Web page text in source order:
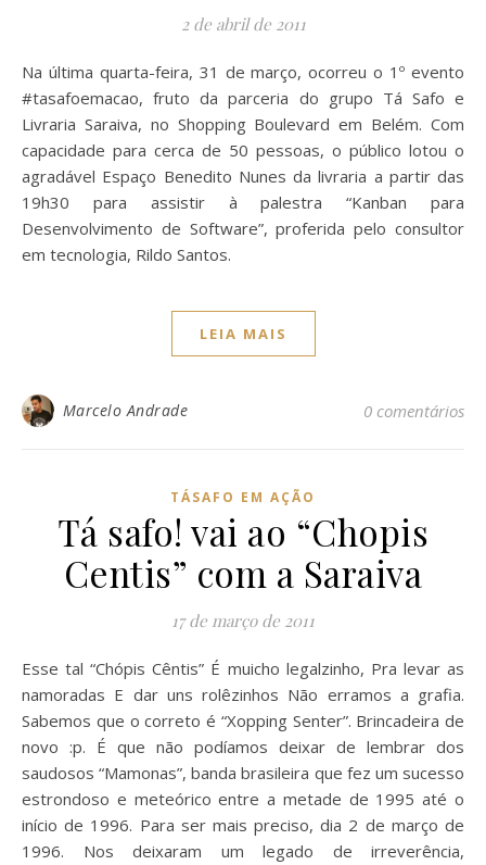
2 de abril de 2011
Na última quarta-feira, 31 de março, ocorreu o 1º evento
#tasafoemacao, fruto da parceria do grupo Tá Safo e
Livraria Saraiva, no Shopping Boulevard em Belém. Com
capacidade para cerca de 50 pessoas, o público lotou o
agradável Espaço Benedito Nunes da livraria a partir das
19h30 para assistir à palestra “Kanban para
Desenvolvimento de Software”, proferida pelo consultor
em tecnologia, Rildo Santos.
LEIA MAIS
Marcelo Andrade 0 comentários
TÁSAFO EM AÇÃO
Tá safo! vai ao “Chopis
Centis” com a Saraiva
17 de março de 2011
Esse tal “Chópis Cêntis” É muicho legalzinho, Pra levar as
namoradas E dar uns rolêzinhos Não erramos a grafia.
Sabemos que o correto é “Xopping Senter”. Brincadeira de
novo :p. É que não podíamos deixar de lembrar dos
saudosos “Mamonas”, banda brasileira que fez um sucesso
estrondoso e meteórico entre a metade de 1995 até o
início de 1996. Para ser mais preciso, dia 2 de março de
1996. Nos deixaram um legado de irreverência,